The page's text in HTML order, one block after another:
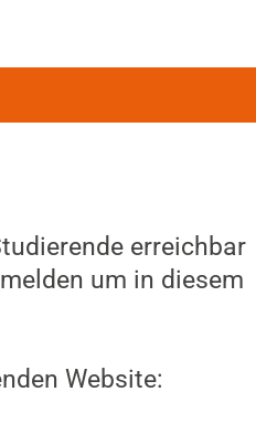
erreichbar
um in diesem
Website: